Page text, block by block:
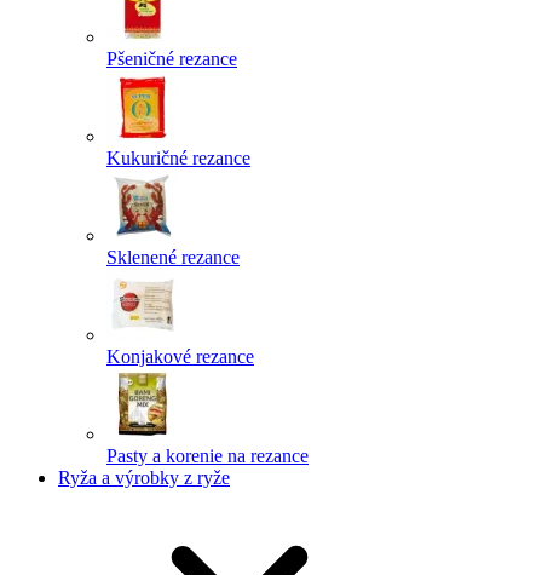
Pšeničné rezance
Kukuričné rezance
Sklenené rezance
Konjakové rezance
Pasty a korenie na rezance
Ryža a výrobky z ryže